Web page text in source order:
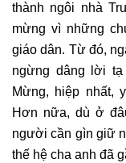
thành ngôi nhà
mừng vì những
giáo dân. Từ đó,
ngừng dâng lời tạ
Mừng, hiệp nhất,
Hơn nữa, dù ở
người cần gìn giữ
thế hệ cha anh đã